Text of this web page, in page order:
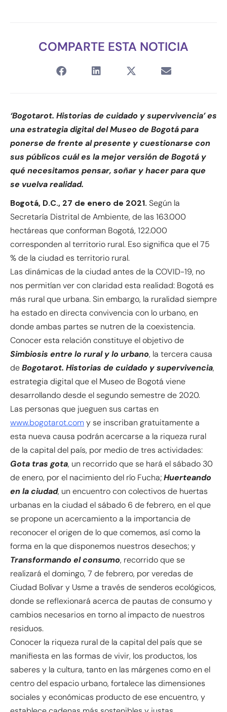
COMPARTE ESTA NOTICIA
‘Bogotarot. Historias de cuidado y supervivencia’ es
una estrategia digital del Museo de Bogotá para
ponerse de frente al presente y cuestionarse con
sus públicos cuál es la mejor versión de Bogotá y
qué necesitamos pensar, soñar y hacer para que
se vuelva realidad.
Bogotá, D.C., 27 de enero de 2021. Según la
Secretaría Distrital de Ambiente, de las 163.000
hectáreas que conforman Bogotá, 122.000
corresponden al territorio rural. Eso significa que el 75
% de la ciudad es territorio rural.
Las dinámicas de la ciudad antes de la COVID-19, no
nos permitían ver con claridad esta realidad: Bogotá es
más rural que urbana. Sin embargo, la ruralidad siempre
ha estado en directa convivencia con lo urbano, en
donde ambas partes se nutren de la coexistencia.
Conocer esta relación constituye el objetivo de
Simbiosis entre lo rural y lo urbano, la tercera causa
deBogotarot. Historias de cuidado y supervivencia,
estrategia digital que el Museo de Bogotá viene
desarrollando desde el segundo semestre de 2020.
Las personas que jueguen sus cartas en
www.bogotarot.com y se inscriban gratuitamente a
esta nueva causa podrán acercarse a la riqueza rural
de la capital del país, por medio de tres actividades:
Gota tras gota, un recorrido que se hará el sábado 30
de enero, por el nacimiento del río Fucha;Huerteando
en la ciudad, un encuentro con colectivos de huertas
urbanas en la ciudad el sábado 6 de febrero, en el que
se propone un acercamiento a la importancia de
reconocer el origen de lo que comemos, así como la
forma en la que disponemos nuestros desechos; y
Transformando el consumo, recorrido que se
realizará el domingo, 7 de febrero, por veredas de
Ciudad Bolívar y Usme a través de senderos ecológicos,
donde se reflexionará acerca de pautas de consumo y
cambios necesarios en torno al impacto de nuestros
residuos.
Conocer la riqueza rural de la capital del país que se
manifiesta en las formas de vivir, los productos, los
saberes y la cultura, tanto en las márgenes como en el
centro del espacio urbano, fortalece las dimensiones
sociales y económicas producto de ese encuentro, y